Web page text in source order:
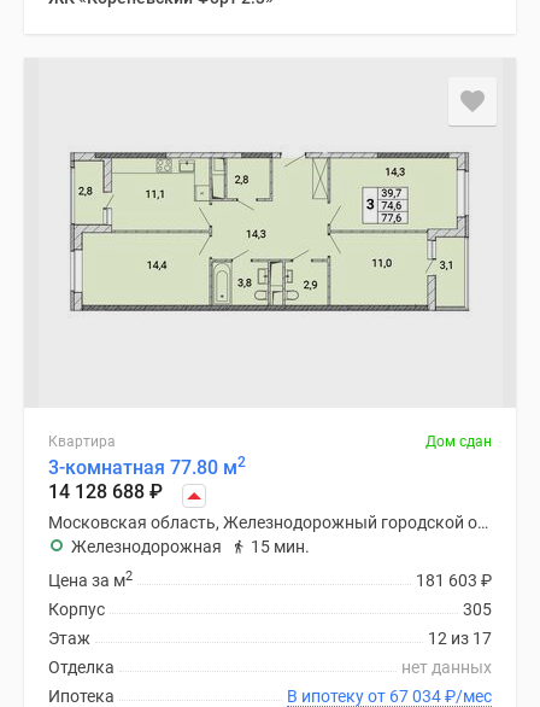
Квартира Дом сдан
3-комнатная 77.80 м2
14 128 688 ₽
Московская область, Железнодорожный городской округ
Железнодорожная
15 мин.
181 603 ₽
Цена за м2
305
Корпус
12 из 17
Этаж
нет данных
Отделка
В ипотеку от 67 034₽/мес
Ипотека